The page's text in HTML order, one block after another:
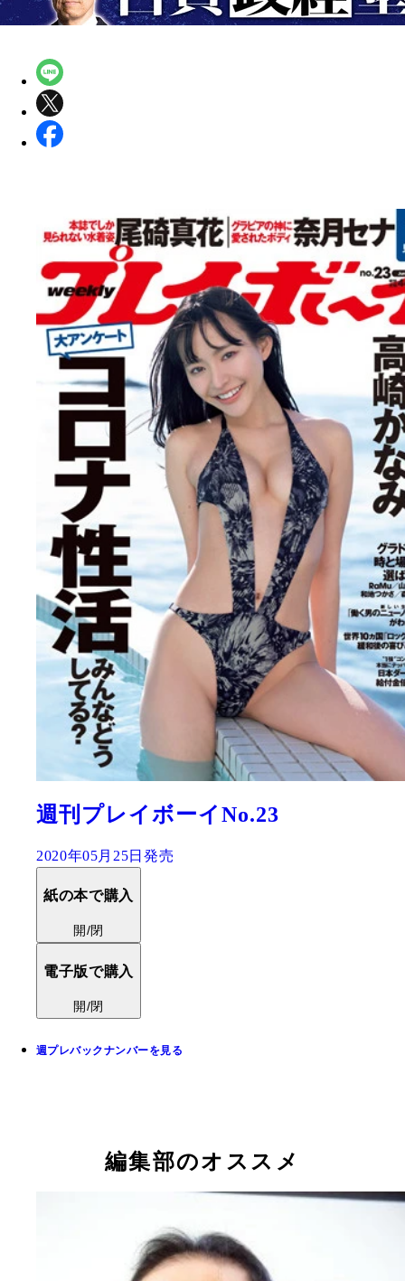
週刊プレイボーイNo.23
2020年05月25日発売
紙の本で購入
開/閉
電子版で購入
開/閉
週プレバックナンバーを見る
編集部のオススメ